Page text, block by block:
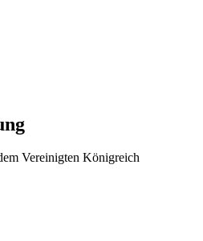
Vereinigten Königreich